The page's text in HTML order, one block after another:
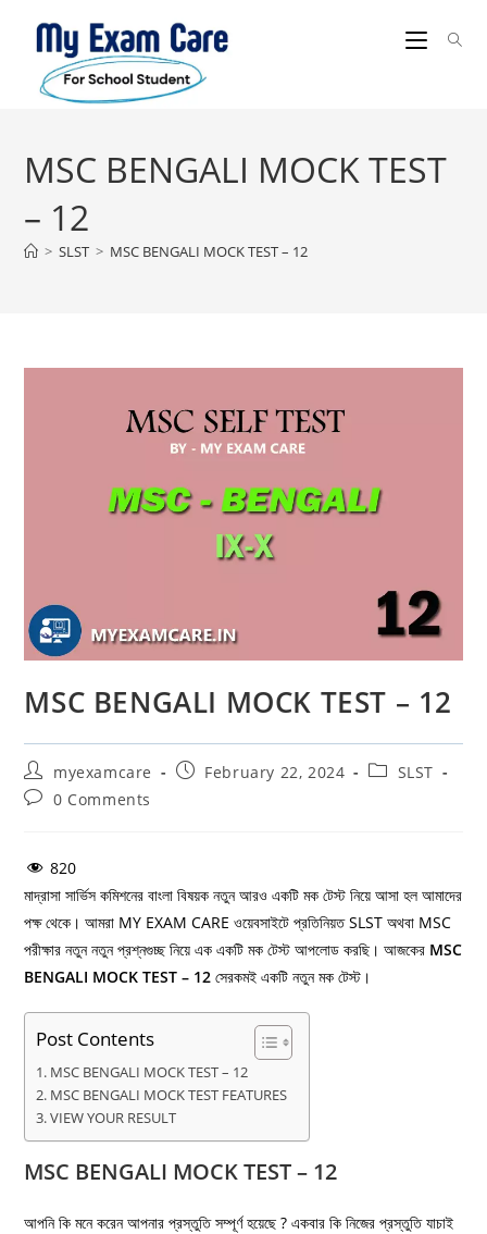
content
MSC BENGALI MOCK TEST
– 12
> SLST > MSC BENGALI MOCK TEST – 12
MSC BENGALI MOCK TEST – 12
Post
author:
myexamcare
PostFebruary 22, 2024
PostSLST
Post0 Comments
820
মাদ্রাসা সার্ভিস কমিশনের বাংলা বিষয়ক নতুন আরও একটি মক টেস্ট নিয়ে আসা হল আমাদের
পক্ষ থেকে। আমরা MY EXAM CARE ওয়েবসাইটে প্রতিনিয়ত SLST অথবা MSC
পরীক্ষার নতুন নতুন প্রশ্নগুচ্ছ নিয়ে এক একটি মক টেস্ট আপলোড করছি। আজকের MSC
BENGALI MOCK TEST – 12 সেরকমই একটি নতুন মক টেস্ট।
Post Contents
MSC BENGALI MOCK TEST – 12
MSC BENGALI MOCK TEST FEATURES
VIEW YOUR RESULT
MSC BENGALI MOCK TEST – 12
আপনি কি মনে করেন আপনার প্রস্তুতি সম্পূর্ণ হয়েছে ? একবার কি নিজের প্রস্তুতি যাচাই